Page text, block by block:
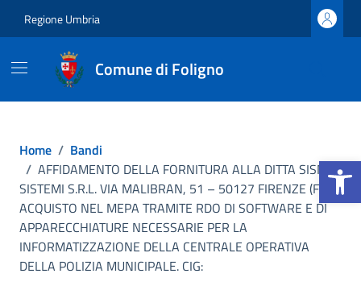
Apri la
Regione Umbria
Comune di Foligno
Home / Bandi
/ AFFIDAMENTO DELLA FORNITURA ALLA DITTA SISMIC
SISTEMI S.R.L. VIA MALIBRAN, 51 – 50127 FIRENZE (FI).
ACQUISTO NEL MEPA TRAMITE RDO DI SOFTWARE E DI
APPARECCHIATURE NECESSARIE PER LA
INFORMATIZZAZIONE DELLA CENTRALE OPERATIVA
DELLA POLIZIA MUNICIPALE. CIG: